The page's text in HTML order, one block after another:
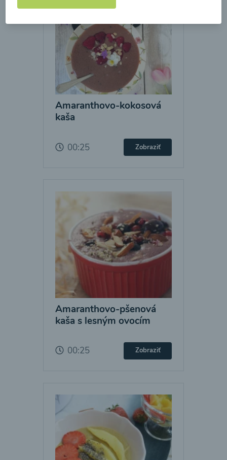
Amaranthovo-kokosová
kaša
00:25 Zobraziť
Amaranthovo-pšenová
kaša s lesným ovocím
00:25 Zobraziť